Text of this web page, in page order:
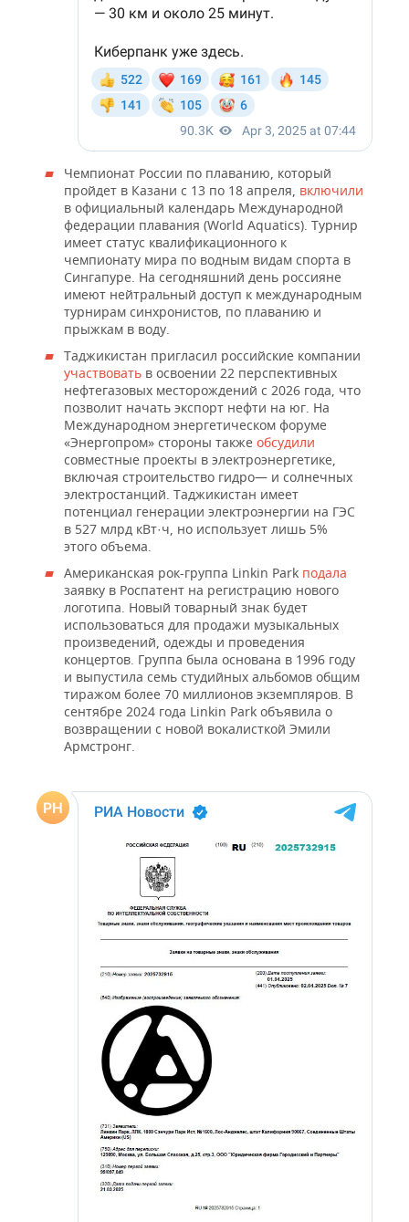
Чемпионат России по плаванию, который
пройдет в Казани с 13 по 18 апреля, включили
в официальный календарь Международной
федерации плавания (World Aquatics). Турнир
имеет статус квалификационного к
чемпионату мира по водным видам спорта в
Сингапуре. На сегодняшний день россияне
имеют нейтральный доступ к международным
турнирам синхронистов, по плаванию и
прыжкам в воду.
Таджикистан пригласил российские компании
участвовать в освоении 22 перспективных
нефтегазовых месторождений с 2026 года, что
позволит начать экспорт нефти на юг. На
Международном энергетическом форуме
«Энергопром» стороны также обсудили
совместные проекты в электроэнергетике,
включая строительство гидро— и солнечных
электростанций. Таджикистан имеет
потенциал генерации электроэнергии на ГЭС
в 527 млрд кВт·ч, но использует лишь 5%
этого объема.
Американская рок-группа Linkin Park подала
заявку в Роспатент на регистрацию нового
логотипа. Новый товарный знак будет
использоваться для продажи музыкальных
произведений, одежды и проведения
концертов. Группа была основана в 1996 году
и выпустила семь студийных альбомов общим
тиражом более 70 миллионов экземпляров. В
сентябре 2024 года Linkin Park объявила о
возвращении с новой вокалисткой Эмили
Армстронг.